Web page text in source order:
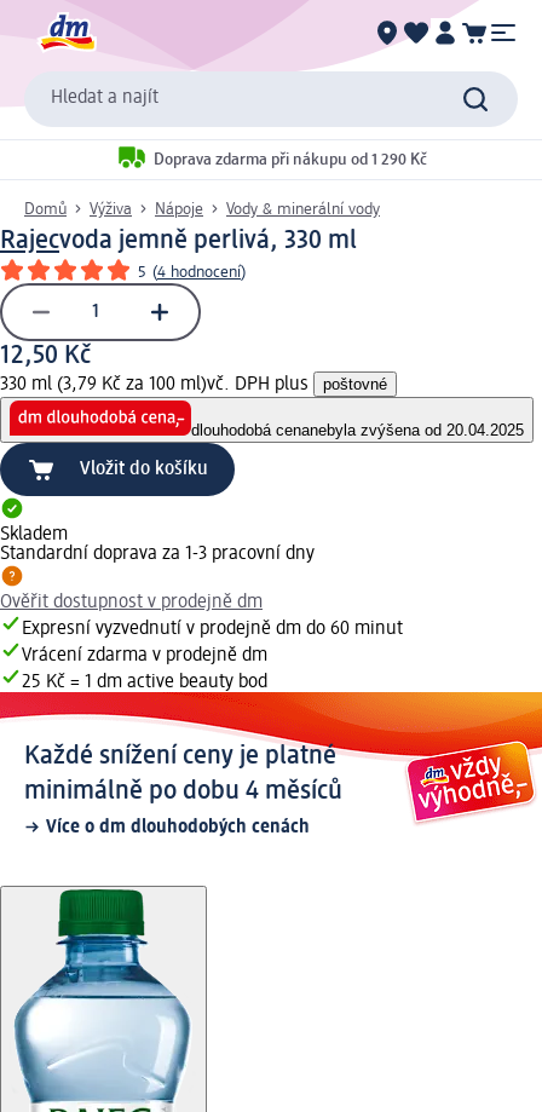
Hledat a najít
Doprava zdarma při nákupu od 1 290 Kč
Domů Výživa Nápoje Vody & minerální vody
Rajecvoda jemně perlivá, 330 ml
5 (4 hodnocení)
12,50 Kč
330 ml (3,79 Kč za 100 ml)vč. DPH plus poštovné
dlouhodobá cenanebyla zvýšena od 20.04.2025
Vložit do košíku
Skladem
Standardní doprava za 1-3 pracovní dny
Ověřit dostupnost v prodejně dm
Expresní vyzvednutí v prodejně dm do 60 minut
Vrácení zdarma v prodejně dm
25 Kč = 1 dm active beauty bod
Každé snížení ceny je platné
minimálně po dobu 4 měsíců
Více o dm dlouhodobých cenách